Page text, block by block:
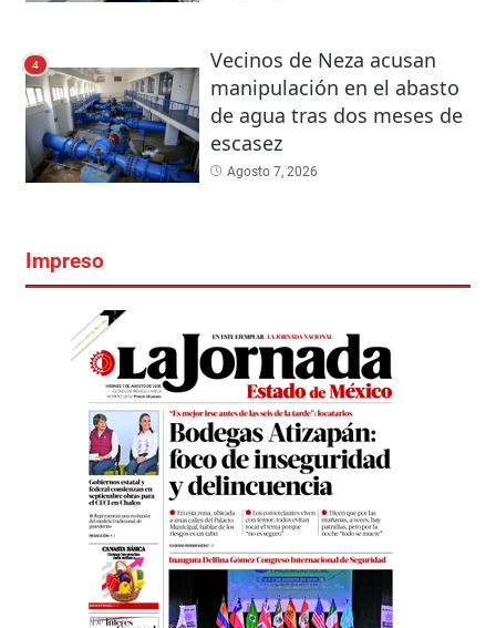
4
Vecinos de Neza acusan
manipulación en el abasto
de agua tras dos meses de
escasez
Agosto 7, 2026
Impreso